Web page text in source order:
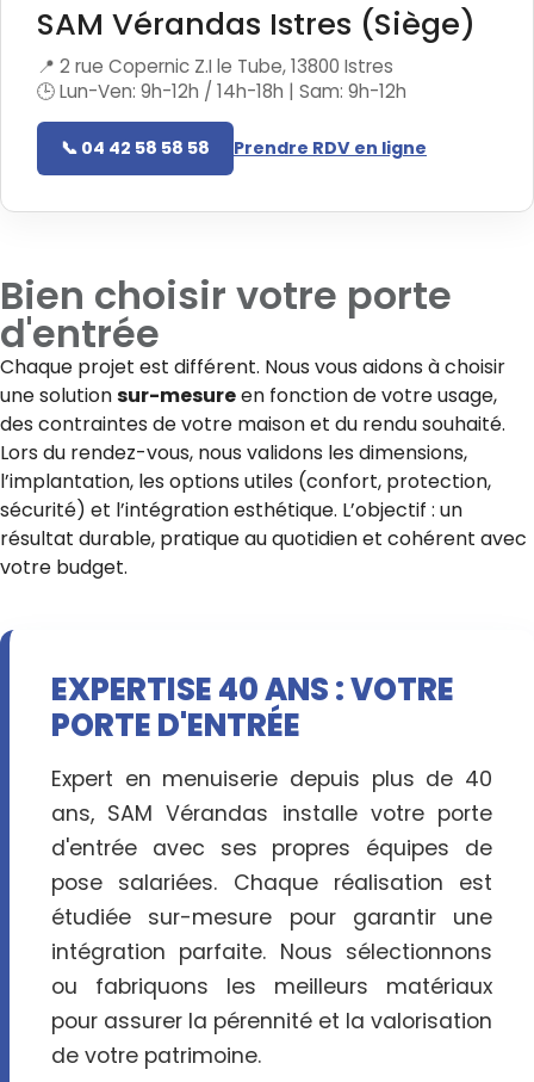
SAM Vérandas Istres (Siège)
📍 2 rue Copernic Z.I le Tube, 13800 Istres
🕒 Lun-Ven: 9h-12h / 14h-18h | Sam: 9h-12h
📞 04 42 58 58 58 Prendre RDV en ligne
Bien choisir votre porte
d'entrée
Chaque projet est différent. Nous vous aidons à choisir
une solutionsur-mesureen fonction de votre usage,
des contraintes de votre maison et du rendu souhaité.
Lors du rendez-vous, nous validons les dimensions,
l’implantation, les options utiles (confort, protection,
sécurité) et l’intégration esthétique. L’objectif : un
résultat durable, pratique au quotidien et cohérent avec
votre budget.
EXPERTISE 40 ANS : VOTRE
PORTE D'ENTRÉE
Expert en menuiserie depuis plus de 40
ans, SAM Vérandas installe votre porte
d'entrée avec ses propres équipes de
pose salariées. Chaque réalisation est
étudiée sur-mesure pour garantir une
intégration parfaite. Nous sélectionnons
ou fabriquons les meilleurs matériaux
pour assurer la pérennité et la valorisation
de votre patrimoine.